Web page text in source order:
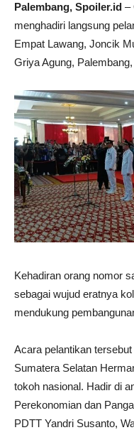
Palembang, Spoiler.id –
menghadiri langsung
Empat Lawang, Joncik
Griya Agung,
Kehadiran orang nomor
sebagai wujud eratnya
mendukung
Acara pelantikan
Sumatera Selatan
tokoh nasional. Hadir di
Perekonomian dan
PDTT Yandri Susanto,